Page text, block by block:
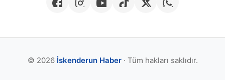
© 2026 İskenderun Haber· Tüm hakları saklıdır.